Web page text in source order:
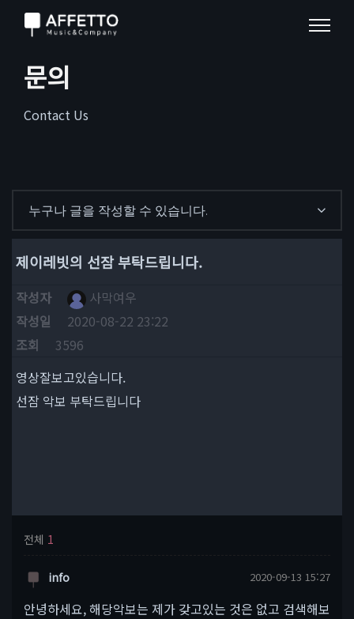
문의
Contact Us
누구나 글을 작성할 수 있습니다.
제이레빗의 선잠 부탁드립니다.
작성자
사막여우
작성일
2020-08-22 23:22
조회
3596
영상잘보고있습니다.
선잠 악보 부탁드립니다
전체 1
info 2020-09-13 15:27
안녕하세요, 해당악보는 제가 갖고있는 것은 없고 검색해보